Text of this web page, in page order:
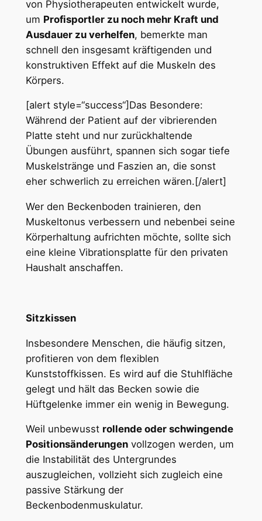
von Physiotherapeuten entwickelt wurde,
um Profisportler zu noch mehr Kraft und
Ausdauer zu verhelfen, bemerkte man
schnell den insgesamt kräftigenden und
konstruktiven Effekt auf die Muskeln des
Körpers.
[alert style=“success“]Das Besondere:
Während der Patient auf der vibrierenden
Platte steht und nur zurückhaltende
Übungen ausführt, spannen sich sogar tiefe
Muskelstränge und Faszien an, die sonst
eher schwerlich zu erreichen wären.[/alert]
Wer den Beckenboden trainieren, den
Muskeltonus verbessern und nebenbei seine
Körperhaltung aufrichten möchte, sollte sich
eine kleine Vibrationsplatte für den privaten
Haushalt anschaffen.
Sitzkissen
Insbesondere Menschen, die häufig sitzen,
profitieren von dem flexiblen
Kunststoffkissen. Es wird auf die Stuhlfläche
gelegt und hält das Becken sowie die
Hüftgelenke immer ein wenig in Bewegung.
Weil unbewusst rollende oder schwingende
Positionsänderungenvollzogen werden, um
die Instabilität des Untergrundes
auszugleichen, vollzieht sich zugleich eine
passive Stärkung der
Beckenbodenmuskulatur.